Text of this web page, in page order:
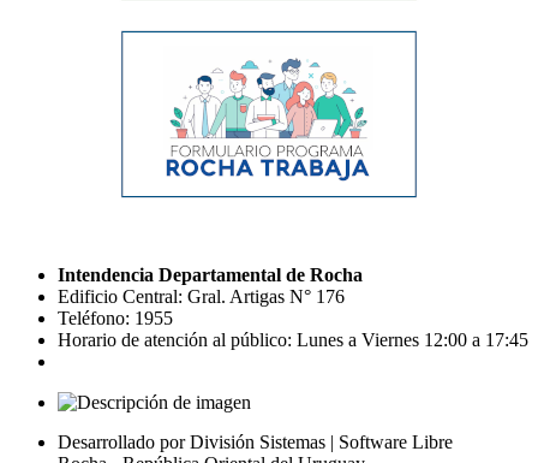
Intendencia Departamental de Rocha
Edificio Central: Gral. Artigas N° 176
Teléfono: 1955
Horario de atención al público: Lunes a Viernes 12:00 a 17:45
Desarrollado por División Sistemas | Software Libre